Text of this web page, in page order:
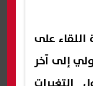
على
إلى آخر